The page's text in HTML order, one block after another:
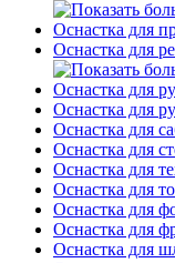
Оснастка для
Оснастка для
Оснастка для
Оснастка для
Оснастка для
Оснастка для
Оснастка для
Оснастка для
Оснастка для
Оснастка для
Оснастка для